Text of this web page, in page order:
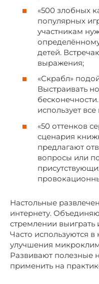
«500 злобных
популярных
участникам
детей.
выражения;
«Скрабл»
Выстраивать
использует
«50 оттенков
сценария
предлагают
вопросы или
Настольные
интернету.
стремлении выиграть
Часто используются
улучшения
Развивают полезные
применить на